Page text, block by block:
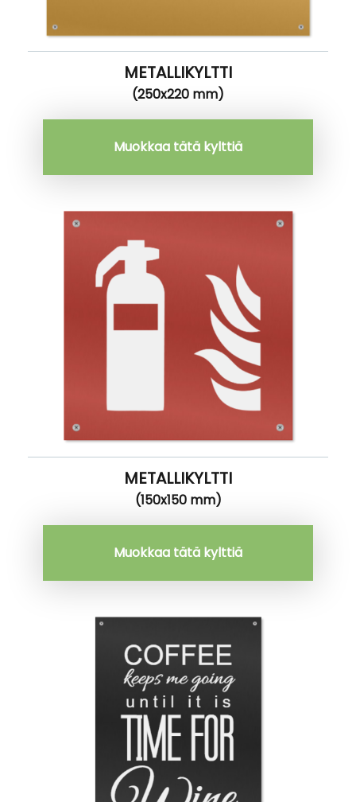
METALLIKYLTTI
(250x220 mm)
Muokkaa tätä kylttiä
METALLIKYLTTI
(150x150 mm)
Muokkaa tätä kylttiä